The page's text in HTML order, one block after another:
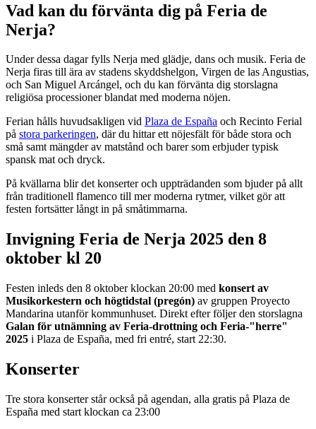
Vad kan du förvänta dig på Feria de
Nerja?
Under dessa dagar fylls Nerja med glädje, dans och musik. Feria de
Nerja firas till ära av stadens skyddshelgon, Virgen de las Angustias,
och San Miguel Arcángel, och du kan förvänta dig storslagna
religiösa processioner blandat med moderna nöjen.
Ferian hålls huvudsakligen vid Plaza de España och Recinto Ferial
på stora parkeringen, där du hittar ett nöjesfält för både stora och
små samt mängder av matstånd och barer som erbjuder typisk
spansk mat och dryck.
På kvällarna blir det konserter och uppträdanden som bjuder på allt
från traditionell flamenco till mer moderna rytmer, vilket gör att
festen fortsätter långt in på småtimmarna.
Invigning Feria de Nerja 2025 den 8
oktober kl 20
Festen inleds den 8 oktober klockan 20:00 med konsert av
Musikorkestern och högtidstal (pregón) av gruppen Proyecto
Mandarina utanför kommunhuset. Direkt efter följer den storslagna
Galan för utnämning av Feria-drottning och Feria-"herre"
2025 i Plaza de España, med fri entré, start 22:30.
Konserter
Tre stora konserter står också på agendan, alla gratis på Plaza de
España med start klockan ca 23:00